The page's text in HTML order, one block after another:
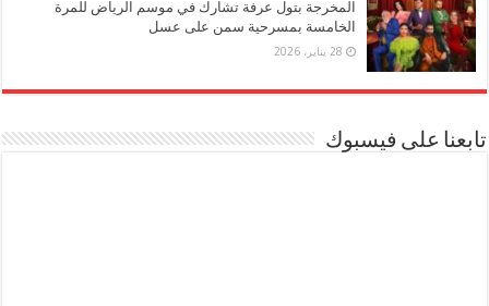
المخرجة بتول عرفة تشارك في موسم الرياض للمرة
الخامسة بمسرحية سمن على عسل
28 يناير، 2026
تابعنا على فيسبوك